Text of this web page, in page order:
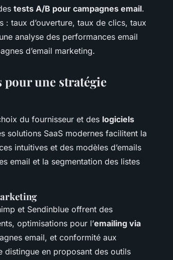
tests A/B pour campagnes email.
: taux d’ouverture, taux de clics, taux
analyse des performances email
d’email marketing.
pour une stratégie
du fournisseur et des logiciels
solutions SaaS modernes facilitent la
intuitives et des modèles d’emails
email et la segmentation des listes
et Sendinblue offrent des
optimisations pour l’emailing via
email, et conformité aux
distingue en proposant des outils